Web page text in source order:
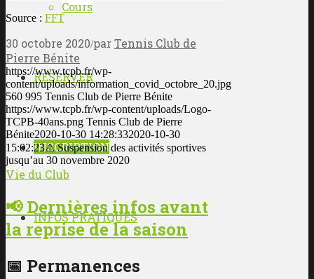
Cours
RÉSERVER
INSCRIPTION
INFOS PRATIQUES
Source : FFT
30 octobre 2020/parTennis Club de
Pierre Bénite
https://www.tcpb.fr/wp-
content/uploads/information_covid_octobre_20.jpg
560 995 Tennis Club de Pierre Bénite
https://www.tcpb.fr/wp-content/uploads/Logo-
TCPB-40ans.png Tennis Club de Pierre
Bénite2020-10-30 14:28:332020-10-30
15:02:23⚠ Suspension des activités sportives
jusqu’au 30 novembre 2020
Vie du Club
📢 Dernières infos avant
la reprise de la saison
📅 Permanences